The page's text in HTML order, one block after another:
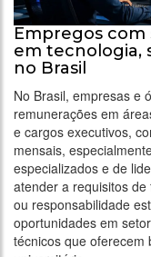
Empregos com
em tecnologia,
no Brasil
No Brasil, empresas e
remunerações em
e cargos executivos,
mensais,
especializados e de
atender a requisitos
ou responsabilidade
oportunidades em
técnicos que oferecem